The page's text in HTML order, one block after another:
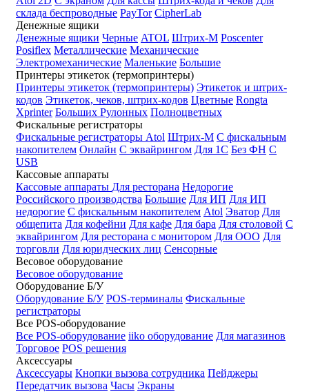
склада беспроводные PayTor CipherLab
Денежные ящики
Денежные ящики Черные ATOL Штрих-М Poscenter
Posiflex Металлические Механические
Электромеханические Маленькие Большие
Принтеры этикеток (термопринтеры)
Принтеры этикеток (термопринтеры) Этикеток и штрих-
кодов Этикеток, чеков, штрих-кодов Цветные Rongta
Xprinter Больших Рулонных Полноцветных
Фискальные регистраторы
Фискальные регистраторы Atol Штрих-М С фискальным
накопителем Онлайн С эквайрингом Для 1С Без ФН С
USB
Кассовые аппараты
Кассовые аппараты Для ресторана Недорогие
Российского производства Большие Для ИП Для ИП
недорогие С фискальным накопителем Atol Эватор Для
общепита Для кофейни Для кафе Для бара Для столовой С
эквайрингом Для ресторана с монитором Для ООО Для
торговли Для юридческих лиц Сенсорные
Весовое оборудование
Весовое оборудование
Оборудование Б/У
Оборудование Б/У POS-терминалы Фискальные
регистраторы
Все POS-оборудование
Все POS-оборудование iiko оборудование Для магазинов
Торговое POS решения
Аксессуары
Аксессуары Кнопки вызова сотрудника Пейджеры
Передатчик вызова Часы Экраны